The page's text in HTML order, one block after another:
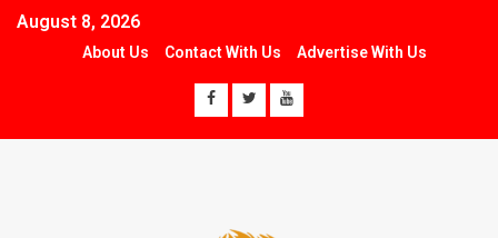
August 8, 2026
About Us Contact With Us Advertise With Us